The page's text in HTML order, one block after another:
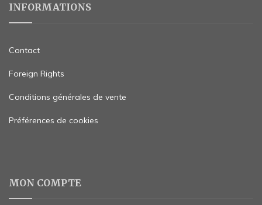
INFORMATIONS
Contact
Foreign Rights
Conditions générales de vente
Préférences de cookies
MON COMPTE